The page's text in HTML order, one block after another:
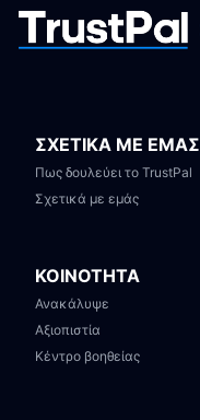
ΣΧΕΤΙΚΑ ΜΕ ΕΜΑΣ
Πως δουλεύει το TrustPal
Σχετικά με εμάς
ΚΟΙΝΟΤΗΤΑ
Ανακάλυψε
Αξιοπιστία
Κέντρο βοηθείας